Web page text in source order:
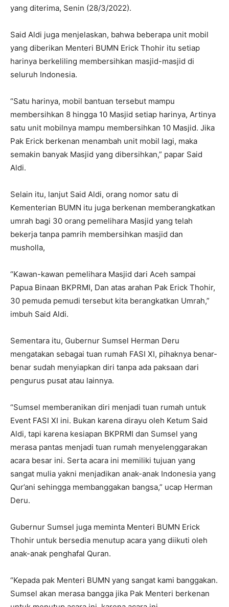
yang diterima, Senin (28/3/2022).
Said Aldi juga menjelaskan, bahwa beberapa unit mobil
yang diberikan Menteri BUMN Erick Thohir itu setiap
harinya berkeliling membersihkan masjid-masjid di
seluruh Indonesia.
“Satu harinya, mobil bantuan tersebut mampu
membersihkan 8 hingga 10 Masjid setiap harinya, Artinya
satu unit mobilnya mampu membersihkan 10 Masjid. Jika
Pak Erick berkenan menambah unit mobil lagi, maka
semakin banyak Masjid yang dibersihkan,” papar Said
Aldi.
Selain itu, lanjut Said Aldi, orang nomor satu di
Kementerian BUMN itu juga berkenan memberangkatkan
umrah bagi 30 orang pemelihara Masjid yang telah
bekerja tanpa pamrih membersihkan masjid dan
musholla,
“Kawan-kawan pemelihara Masjid dari Aceh sampai
Papua Binaan BKPRMI, Dan atas arahan Pak Erick Thohir,
30 pemuda pemudi tersebut kita berangkatkan Umrah,”
imbuh Said Aldi.
Sementara itu, Gubernur Sumsel Herman Deru
mengatakan sebagai tuan rumah FASI XI, pihaknya benar-
benar sudah menyiapkan diri tanpa ada paksaan dari
pengurus pusat atau lainnya.
“Sumsel memberanikan diri menjadi tuan rumah untuk
Event FASI XI ini. Bukan karena dirayu oleh Ketum Said
Aldi, tapi karena kesiapan BKPRMI dan Sumsel yang
merasa pantas menjadi tuan rumah menyelenggarakan
acara besar ini. Serta acara ini memiliki tujuan yang
sangat mulia yakni menjadikan anak-anak Indonesia yang
Qur’ani sehingga membanggakan bangsa,” ucap Herman
Deru.
Gubernur Sumsel juga meminta Menteri BUMN Erick
Thohir untuk bersedia menutup acara yang diikuti oleh
anak-anak penghafal Quran.
“Kepada pak Menteri BUMN yang sangat kami banggakan.
Sumsel akan merasa bangga jika Pak Menteri berkenan